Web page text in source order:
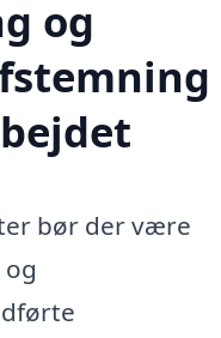
og
bør der være